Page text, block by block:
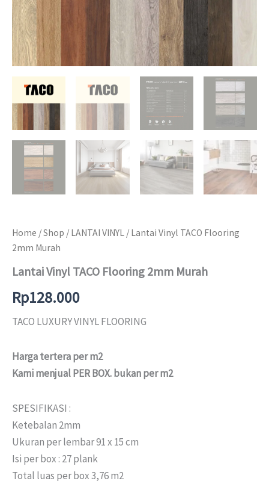
Home /Shop / LANTAI VINYL / Lantai Vinyl TACO Flooring
2mm Murah
Lantai Vinyl TACO Flooring 2mm Murah
Rp128.000
TACO LUXURY VINYL FLOORING
Harga tertera per m2
Kami menjual PER BOX. bukan per m2
SPESIFIKASI :
Ketebalan 2mm
Ukuran per lembar 91 x 15 cm
Isi per box : 27 plank
Total luas per box 3,76 m2